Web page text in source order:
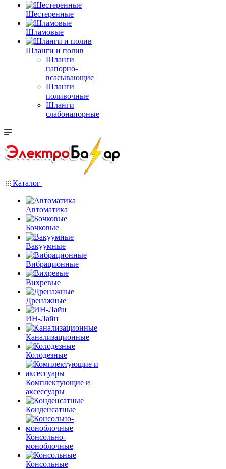
Шестеренные
Шламовые
Шланги и полив
Шланги
напорно-
всасывающие
Шланги
поливочные
Шланги
слабонапорные
Каталог
Автоматика
Бочковые
Вакуумные
Вибрационные
Вихревые
Дренажные
ИН-Лайн
Канализационные
Колодезные
Комплектующие и
аксессуары
Конденсатные
Консольно-
моноблочные
Консольные